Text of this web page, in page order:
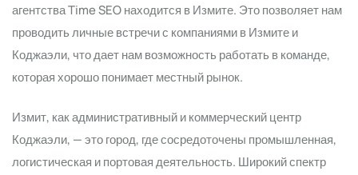
агентства Time SEO находится в Измите. Это позволяет нам
проводить личные встречи с компаниями в Измите и
Коджаэли, что дает нам возможность работать в команде,
которая хорошо понимает местный рынок.
Измит, как административный и коммерческий центр
Коджаэли, — это город, где сосредоточены промышленная,
логистическая и портовая деятельность. Широкий спектр